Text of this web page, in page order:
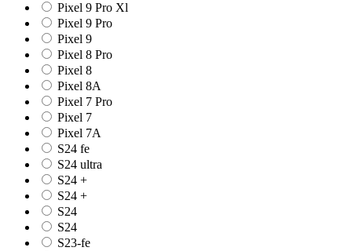
Pixel 9 Pro Xl
Pixel 9 Pro
Pixel 9
Pixel 8 Pro
Pixel 8
Pixel 8A
Pixel 7 Pro
Pixel 7
Pixel 7A
S24 fe
S24 ultra
S24 +
S24 +
S24
S24
S23-fe